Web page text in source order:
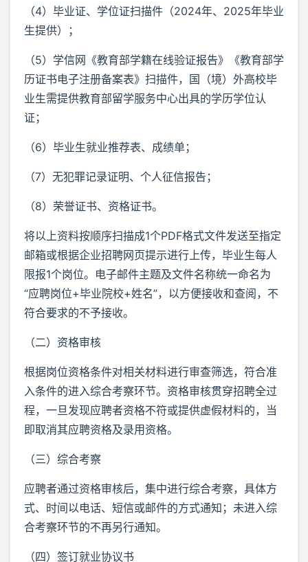
（4）毕业证、学位证扫描件（2024年、2025年毕业
生提供）；
（5）学信网《教育部学籍在线验证报告》《教育部学
历证书电子注册备案表》扫描件，国（境）外高校毕
业生需提供教育部留学服务中心出具的学历学位认
证；
（6）毕业生就业推荐表、成绩单；
（7）无犯罪记录证明、个人征信报告；
（8）荣誉证书、资格证书。
将以上资料按顺序扫描成1个PDF格式文件发送至指定
邮箱或根据企业招聘网页提示进行上传，毕业生每人
限报1个岗位。电子邮件主题及文件名称统一命名为
“应聘岗位+毕业院校+姓名”，以方便接收和查阅，不
符合要求的不予接收。
（二）资格审核
根据岗位资格条件对相关材料进行审查筛选，符合准
入条件的进入综合考察环节。资格审核贯穿招聘全过
程，一旦发现应聘者资格不符或提供虚假材料的，当
即取消其应聘资格及录用资格。
（三）综合考察
应聘者通过资格审核后，集中进行综合考察，具体方
式、时间以电话、短信或邮件的方式通知；未进入综
合考察环节的不再另行通知。
（四）签订就业协议书